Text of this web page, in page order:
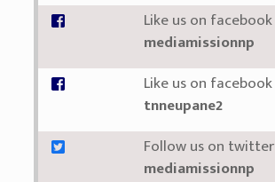
Like us on facebook
mediamissionnp
Like us on facebook
tnneupane2
Follow us on twitter
mediamissionnp